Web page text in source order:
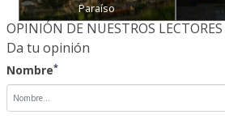
Paraíso
OPINIÓN DE NUESTROS LECTORES
Da tu opinión
Nombre*